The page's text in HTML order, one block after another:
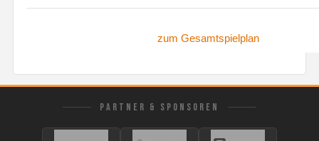
zum Gesamtspielplan
PARTNER & SPONSOREN